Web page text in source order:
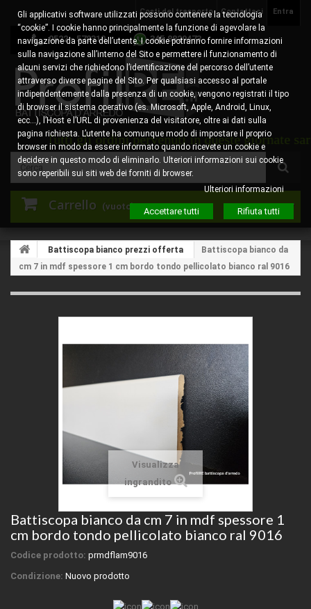
Entra
Contattaci
Costi del trasporto
0522 - 578310 345.8829473
Carrello (vuoto)
Tutti gli ordini pervenuti in queste giornate
Battiscopa bianco prezzi offerta
Battiscopa bianco da
cm 7 in mdf spessore 1 cm bordo tondo pellicolato bianco ral 9016
Visualizza
ingrandito
Battiscopa bianco da cm 7 in mdf spessore 1
cm bordo tondo pellicolato bianco ral 9016
Codice prodotto: prmdflam9016
Condizione: Nuovo prodotto
Gli applicativi software utilizzati possono contenere la tecnologia
“cookie”. I cookie hanno principalmente la funzione di agevolare la
navigazione da parte dell’utente. I cookie potranno fornire informazioni
sulla navigazione all’interno del Sito e permettere il funzionamento di
alcuni servizi che richiedono l’identificazione del percorso dell’utente
attraverso diverse pagine del Sito. Per qualsiasi accesso al portale
indipendentemente dalla presenza di un cookie, vengono registrati il tipo
di browser il sistema operativo (es. Microsoft, Apple, Android, Linux,
ecc…), l’Host e l’URL di provenienza del visitatore, oltre ai dati sulla
pagina richiesta. L’utente ha comunque modo di impostare il proprio
browser in modo da essere informato quando ricevete un cookie e
decidere in questo modo di eliminarlo. Ulteriori informazioni sui cookie
sono reperibili sui siti web dei forniti di browser.
Ulteriori informazioni
Accettare tutti Rifiuta tutti